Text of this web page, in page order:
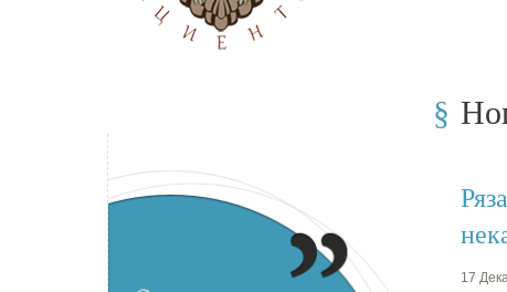
17